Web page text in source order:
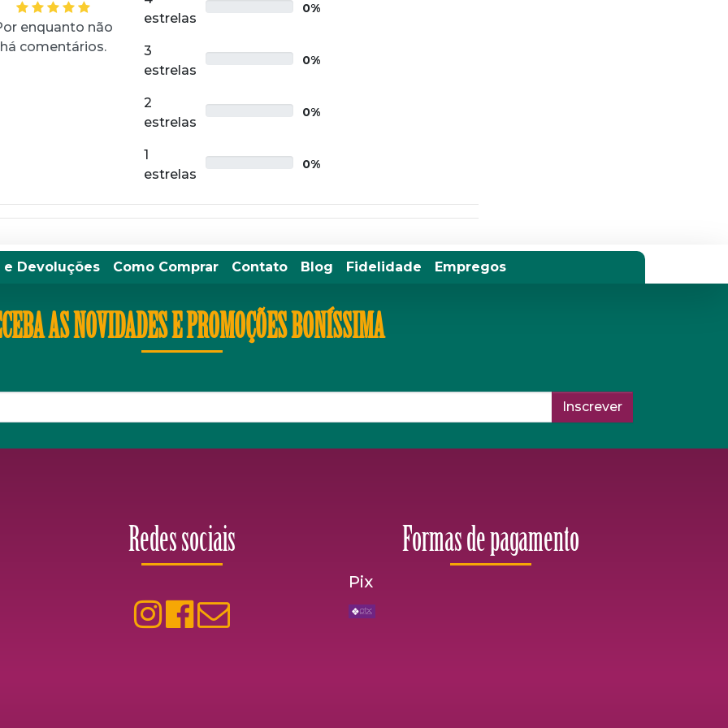
enquanto não
há comentários.
estrelas
0%
3
estrelas
0%
2
estrelas
0%
1
estrelas
0%
e Devoluções Como Comprar Contato Blog Fidelidade Empregos
AS NOVIDADES E PROMOÇÕES BONÍSSIMA
Inscrever
Redes sociais Formas de pagamento
Pix